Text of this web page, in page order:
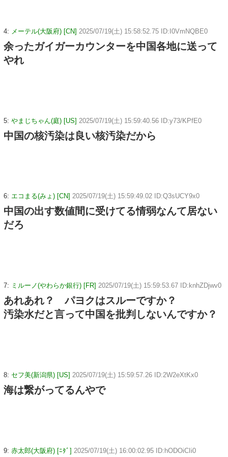
4: メーテル(大阪府) [CN] 2025/07/19(土) 15:58:52.75 ID:I0VmNQBE0
余ったガイガーカウンターを中国各地に送って
やれ
5: やまじちゃん(庭) [US] 2025/07/19(土) 15:59:40.56 ID:y73/KPfE0
中国の核汚染は良い核汚染だから
6: エコまる(みょ) [CN] 2025/07/19(土) 15:59:49.02 ID:Q3sUCY9x0
中国の出す数値間に受けてる情弱なんて居ない
だろ
7: ミルーノ(やわらか銀行) [FR] 2025/07/19(土) 15:59:53.67 ID:knhZDjwv0
あれあれ？ パヨクはスルーですか？
汚染水だと言って中国を批判しないんですか？
8: セフ美(新潟県) [US] 2025/07/19(土) 15:59:57.26 ID:2W2eXtKx0
海は繋がってるんやで
9: 赤太郎(大阪府) [ﾆﾀﾞ] 2025/07/19(土) 16:00:02.95 ID:hODOiCIi0